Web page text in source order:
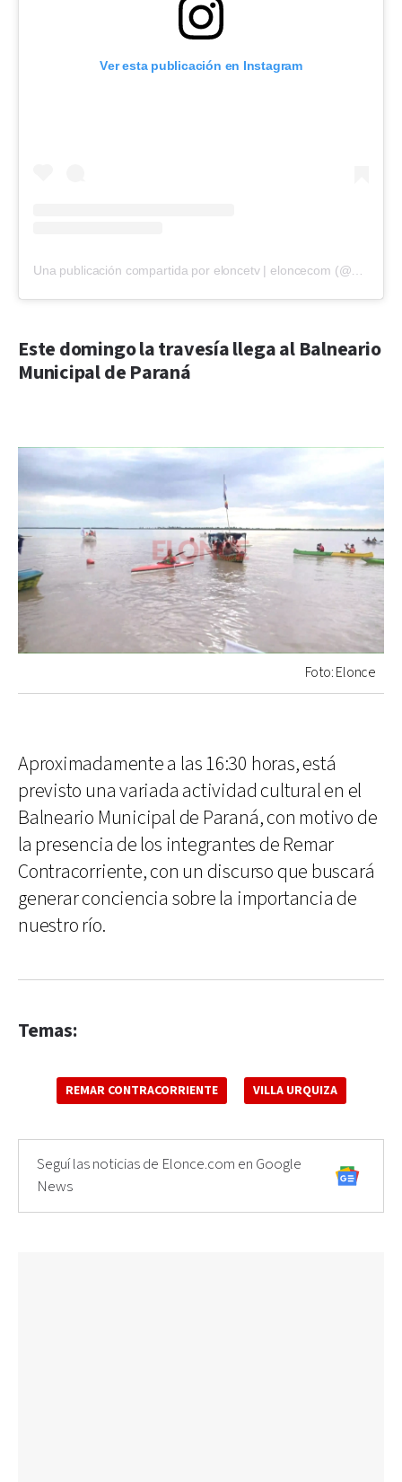
Ver esta publicación en Instagram
Una publicación compartida por eloncetv | eloncecom (@eloncecom)
Este domingo la travesía llega al Balneario
Municipal de Paraná
Foto: Elonce
Aproximadamente a las 16:30 horas, está
previsto una variada actividad cultural en el
Balneario Municipal de Paraná, con motivo de
la presencia de los integrantes de Remar
Contracorriente, con un discurso que buscará
generar conciencia sobre la importancia de
nuestro río.
Temas:
REMAR CONTRACORRIENTE VILLA URQUIZA
Seguí las noticias de Elonce.com en Google
News